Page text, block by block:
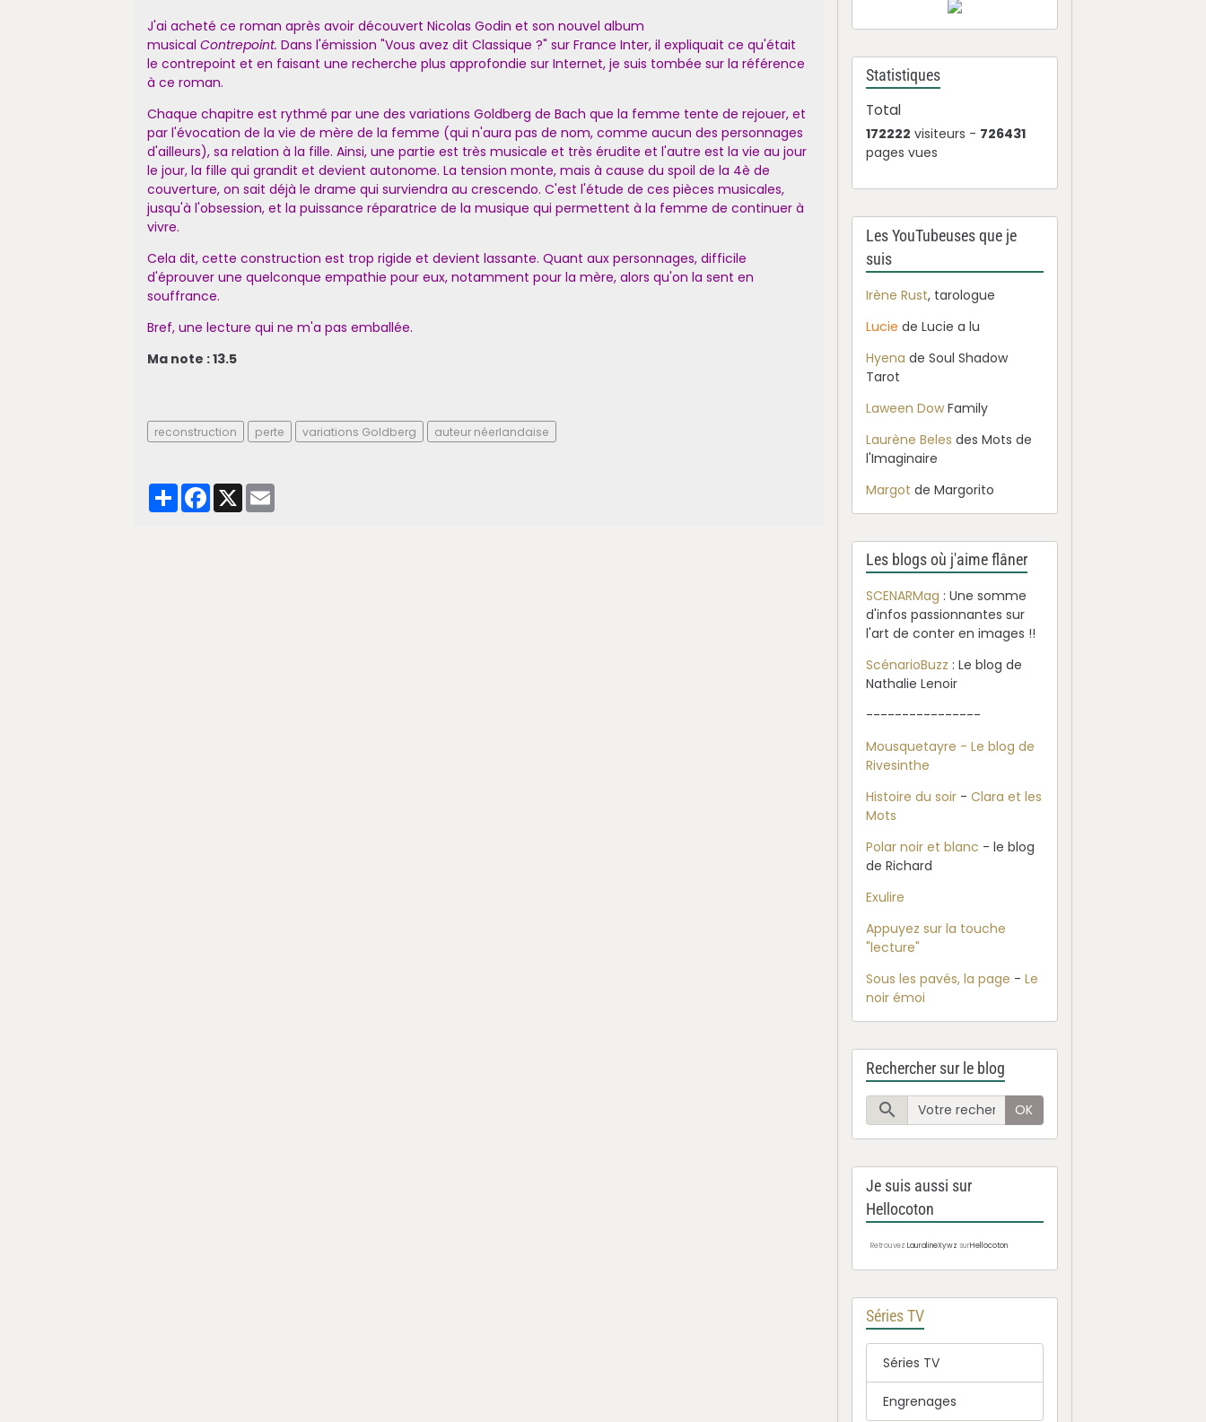
J'ai acheté ce roman après avoir découvert Nicolas Godin et son nouvel album
musicalContrepoint. Dans l'émission "Vous avez dit Classique ?" sur France Inter, il expliquait ce qu'était
le contrepoint et en faisant une recherche plus approfondie sur Internet, je suis tombée sur la référence
à ce roman.
Chaque chapitre est rythmé par une des variations Goldberg de Bach que la femme tente de rejouer, et
par l'évocation de la vie de mère de la femme (qui n'aura pas de nom, comme aucun des personnages
d'ailleurs), sa relation à la fille. Ainsi, une partie est très musicale et très érudite et l'autre est la vie au jour
le jour, la fille qui grandit et devient autonome. La tension monte, mais à cause du spoil de la 4è de
couverture, on sait déjà le drame qui surviendra au crescendo. C'est l'étude de ces pièces musicales,
jusqu'à l'obsession, et la puissance réparatrice de la musique qui permettent à la femme de continuer à
vivre.
Cela dit, cette construction est trop rigide et devient lassante. Quant aux personnages, difficile
d'éprouver une quelconque empathie pour eux, notamment pour la mère, alors qu'on la sent en
souffrance.
Bref, une lecture qui ne m'a pas emballée.
Ma note : 13.5
reconstruction perte variations Goldberg auteur néerlandaise
PartagerFacebook
X
Statistiques
Total
172222 visiteurs - 726431
pages vues
Les YouTubeuses que je
suis
Irène Rust, tarologue
Luciede Lucie a lu
Hyena de Soul Shadow
Tarot
Laween DowFamily
Laurène Beles des Mots de
l'Imaginaire
Margot de Margorito
Les blogs où j'aime flâner
SCENARMag : Une somme
d'infos passionnantes sur
l'art de conter en images !!
ScénarioBuzz : Le blog de
Nathalie Lenoir
----------------
Mousquetayre - Le blog de
Rivesinthe
Histoire du soir -Clara et les
Mots
Polar noir et blanc - le blog
de Richard
Exulire
Appuyez sur la touche
"lecture"
Sous les pavés, la page -Le
noir émoi
Rechercher sur le blog
OK
Je suis aussi sur
Hellocoton
RetrouvezLauralineXywz surHellocoton
Séries TV
Séries TV
Engrenages